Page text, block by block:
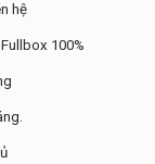
hệ
100%